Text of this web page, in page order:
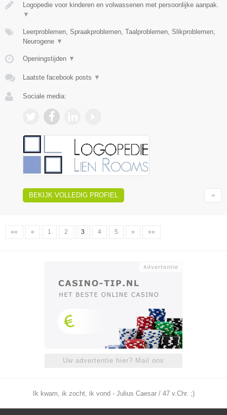
Logopedie voor kinderen en volwassenen met persoonlijke aanpak.
▼
Leerproblemen, Spraakproblemen, Taalproblemen, Slikproblemen,
Neurogene ▼
Openingstijden ▼
Laatste facebook posts ▼
Sociale media:
BEKIJK VOLLEDIG PROFIEL
«« « 1 2 3 4 5 » »»
Uw advertentie hier? Mail ons
Ik kwam, ik zocht, ik vond - Julius Caesar / 47 v.Chr. ;)